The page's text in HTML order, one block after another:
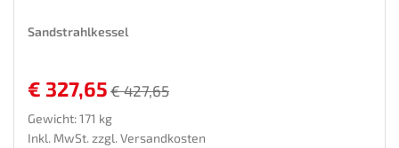
€ 327,65
Gewicht: 171 kg